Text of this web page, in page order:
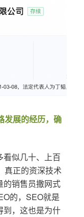
发展的经历，确
似几十、上百
真正的资深技术
的销售员撒网式
的，SEO就是
到，这也是为什